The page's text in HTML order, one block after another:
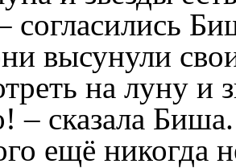
согласились
высунули
на луну и
– сказала Биша.
ещё никогда